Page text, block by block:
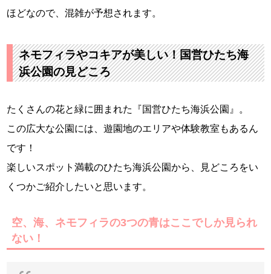
ほどなので、混雑が予想されます。
ネモフィラやコキアが美しい！国営ひたち海
浜公園の見どころ
たくさんの花と緑に囲まれた『国営ひたち海浜公園』。
この広大な公園には、遊園地のエリアや体験教室もあるん
です！
楽しいスポット満載のひたち海浜公園から、見どころをい
くつかご紹介したいと思います。
空、海、ネモフィラの3つの青はここでしか見られ
ない！